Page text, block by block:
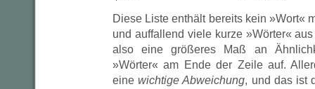
Diese Liste enthält bereits kein »Wort«
und auffallend viele kurze »Wörter«
also eine größeres Maß an
»Wörter« am Ende der Zeile auf.
einewichtige Abweichung, und das ist